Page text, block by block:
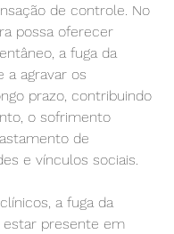
de controle. No
possa oferecer
a fuga da
a agravar os
prazo, contribuindo
o sofrimento
de
e vínculos sociais.
a fuga da
estar presente em